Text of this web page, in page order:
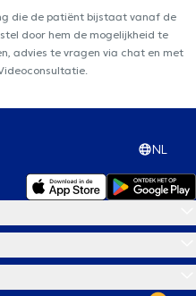
die de patiënt bijstaat vanaf de
door hem de mogelijkheid te
advies te vragen via chat en met
NL